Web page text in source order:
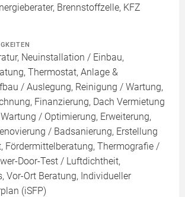
Brennstoffzelle, KFZ
Neuinstallation / Einbau,
Thermostat, Anlage &
/ Auslegung, Reinigung / Wartung,
Finanzierung, Dach Vermietung
/ Optimierung, Erweiterung,
/ Badsanierung, Erstellung
Fördermittelberatung, Thermografie /
Door-Test / Luftdichtheit,
Vor-Ort Beratung, Individueller
(iSFP)